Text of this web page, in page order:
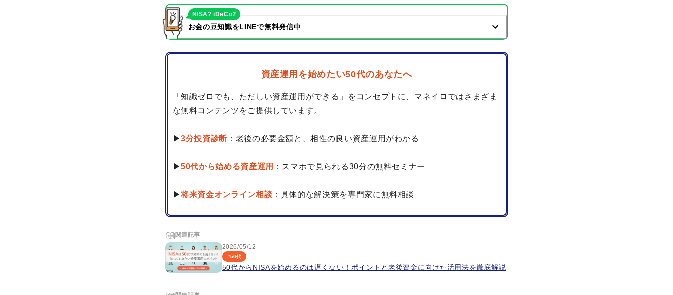
お金の豆知識をLINEで無料発信中
NISA? iDeCo?
資産運用を始めたい50代のあなたへ
「知識ゼロでも、ただしい資産運用ができる」をコンセプトに、マネイロではさまざま
な無料コンテンツをご提供しています。
▶3分投資診断：老後の必要金額と、相性の良い資産運用がわかる
▶50代から始める資産運用 ：スマホで見られる30分の無料セミナー
▶将来資金オンライン相談 ：具体的な解決策を専門家に無料相談
関連記事
2026/05/12
#50代
50代からNISAを始めるのは遅くない！ポイントと老後資金に向けた活用法を徹底解説